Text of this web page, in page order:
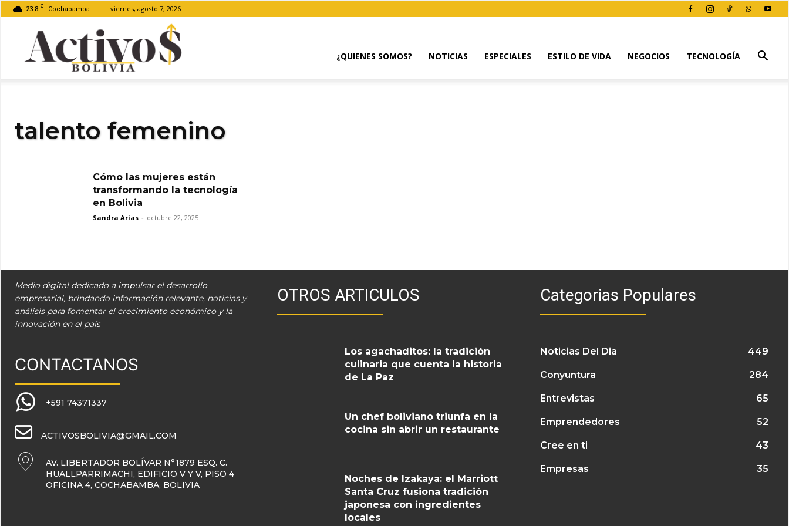
23.8 C Cochabamba viernes, agosto 7, 2026
¿QUIENES SOMOS? NOTICIAS ESPECIALES ESTILO DE VIDA NEGOCIOS TECNOLOGÍA
talento femenino
Cómo las mujeres están
transformando la tecnología
en Bolivia
Sandra Arias - octubre 22, 2025
Medio digital dedicado a impulsar el desarrollo
empresarial, brindando información relevante, noticias y
análisis para fomentar el crecimiento económico y la
innovación en el país
CONTACTANOS
+591 74371337
ACTIVOSBOLIVIA@GMAIL.COM
AV. LIBERTADOR BOLÍVAR N°1879 ESQ. C.
HUALLPARRIMACHI, EDIFICIO V Y V, PISO 4
OFICINA 4, COCHABAMBA, BOLIVIA
OTROS ARTICULOS
Los agachaditos: la tradición
culinaria que cuenta la historia
de La Paz
Un chef boliviano triunfa en la
cocina sin abrir un restaurante
Noches de Izakaya: el Marriott
Santa Cruz fusiona tradición
japonesa con ingredientes
locales
Categorias Populares
Noticias Del Dia 449
Conyuntura 284
Entrevistas 65
Emprendedores 52
Cree en ti 43
Empresas 35